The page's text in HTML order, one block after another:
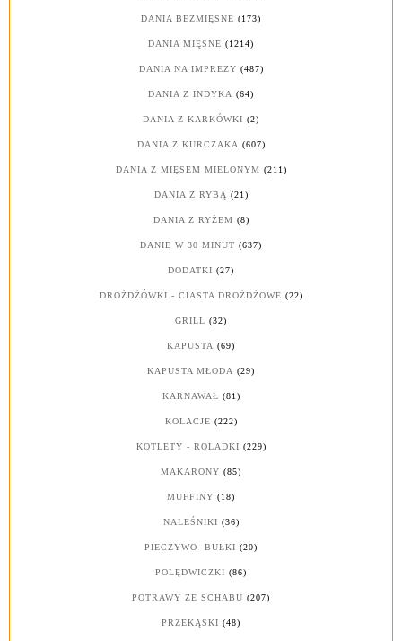
DANIA BEZMIĘSNE (173)
DANIA MIĘSNE (1214)
DANIA NA IMPREZY (487)
DANIA Z INDYKA (64)
DANIA Z KARKÓWKI (2)
DANIA Z KURCZAKA (607)
DANIA Z MIĘSEM MIELONYM (211)
DANIA Z RYBĄ (21)
DANIA Z RYŻEM (8)
DANIE W 30 MINUT (637)
DODATKI (27)
DROŻDŻÓWKI - CIASTA DROŻDŻOWE (22)
GRILL (32)
KAPUSTA (69)
KAPUSTA MŁODA (29)
KARNAWAŁ (81)
KOLACJE (222)
KOTLETY - ROLADKI (229)
MAKARONY (85)
MUFFINY (18)
NALEŚNIKI (36)
PIECZYWO- BUŁKI (20)
POLĘDWICZKI (86)
POTRAWY ZE SCHABU (207)
PRZEKĄSKI (48)